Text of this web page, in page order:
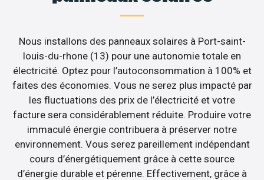
Nous installons des panneaux solaires à Port-saint-
louis-du-rhone (13) pour une autonomie totale en
électricité. Optez pour l’autoconsommation à 100% et
faites des économies. Vous ne serez plus impacté par
les fluctuations des prix de l’électricité et votre
facture sera considérablement réduite. Produire votre
immaculé énergie contribuera à préserver notre
environnement. Vous serez pareillement indépendant
cours d’énergétiquement grâce à cette source
d’énergie durable et pérenne. Effectivement, grâce à